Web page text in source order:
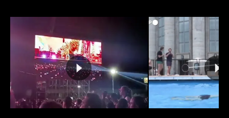
ABBONATI
ANNUNCI
NECROLOGI
PUBBLICITÀ
SPIAGGE